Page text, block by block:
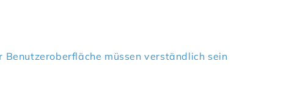
müssen verständlich sein